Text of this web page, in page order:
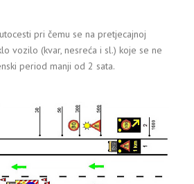
pri čemu se na pretjecajnoj
vozilo (kvar, nesreća i sl.) koje se ne
period manji od 2 sata.